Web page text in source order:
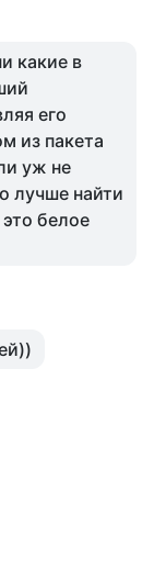
какие в
его
из пакета
уж не
лучше найти
белое